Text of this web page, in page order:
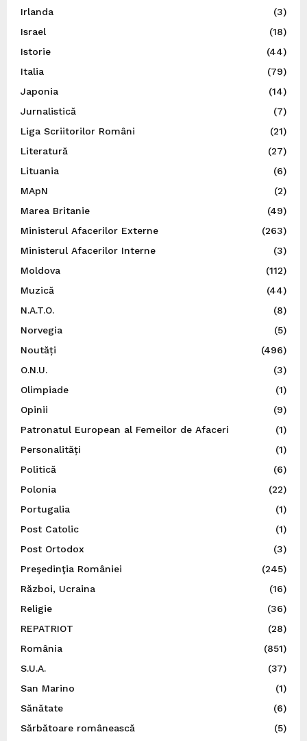
Irlanda
(3)
Israel
(18)
Istorie
(44)
Italia
(79)
Japonia
(14)
Jurnalistică
(7)
Liga Scriitorilor Români
(21)
Literatură
(27)
Lituania
(6)
MApN
(2)
Marea Britanie
(49)
Ministerul Afacerilor Externe
(263)
Ministerul Afacerilor Interne
(3)
Moldova
(112)
Muzică
(44)
N.A.T.O.
(8)
Norvegia
(5)
Noutăți
(496)
O.N.U.
(3)
Olimpiade
(1)
Opinii
(9)
Patronatul European al Femeilor de Afaceri
(1)
Personalități
(1)
Politică
(6)
Polonia
(22)
Portugalia
(1)
Post Catolic
(1)
Post Ortodox
(3)
Preşedinţia României
(245)
Război, Ucraina
(16)
Religie
(36)
REPATRIOT
(28)
România
(851)
S.U.A.
(37)
San Marino
(1)
Sănătate
(6)
Sărbătoare românească
(5)